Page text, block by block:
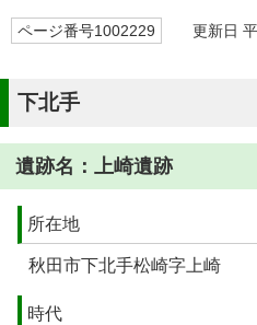
ページ番号1002229 更新日 平
下北手
遺跡名：上崎遺跡
所在地
秋田市下北手松崎字上崎
時代